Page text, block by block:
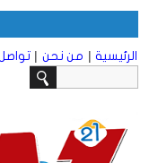
الرئيسية | من نحن |